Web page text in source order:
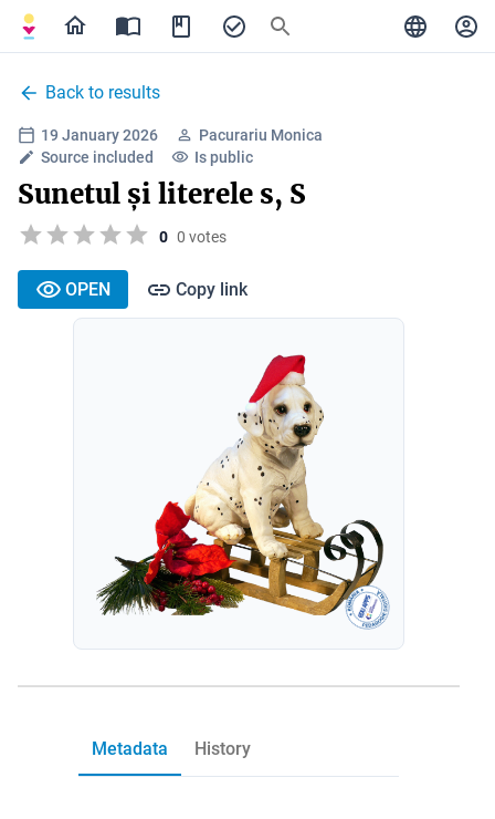
Back to results
19 January 2026
Pacurariu Monica
Source included
Is public
Sunetul și literele s, S
0 0 votes
OPEN Copy link
Metadata History